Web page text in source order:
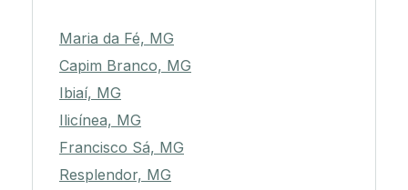
Maria da Fé, MG
Capim Branco, MG
Ibiaí, MG
Ilicínea, MG
Francisco Sá, MG
Resplendor, MG